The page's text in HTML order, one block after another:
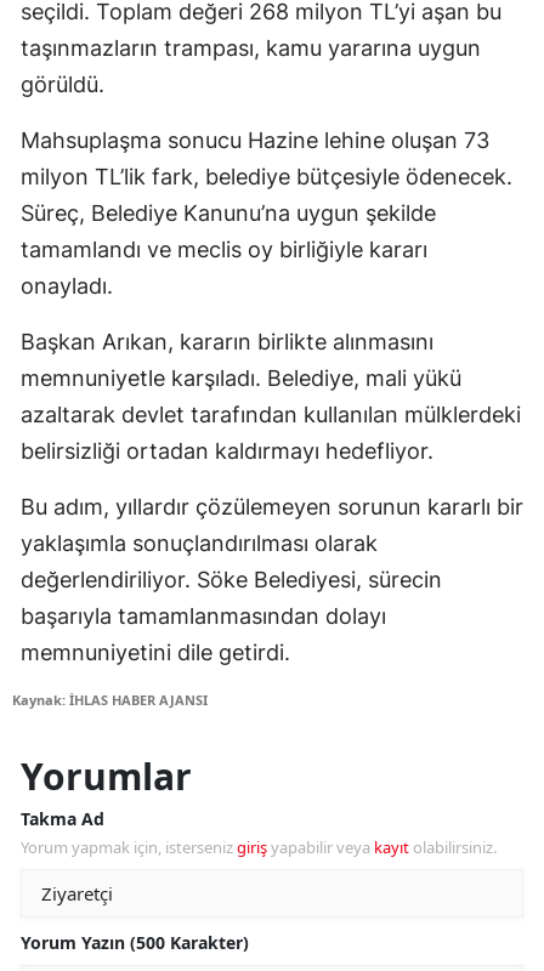
seçildi. Toplam değeri 268 milyon TL’yi aşan bu
taşınmazların trampası, kamu yararına uygun
görüldü.
Mahsuplaşma sonucu Hazine lehine oluşan 73
milyon TL’lik fark, belediye bütçesiyle ödenecek.
Süreç, Belediye Kanunu’na uygun şekilde
tamamlandı ve meclis oy birliğiyle kararı
onayladı.
Başkan Arıkan, kararın birlikte alınmasını
memnuniyetle karşıladı. Belediye, mali yükü
azaltarak devlet tarafından kullanılan mülklerdeki
belirsizliği ortadan kaldırmayı hedefliyor.
Bu adım, yıllardır çözülemeyen sorunun kararlı bir
yaklaşımla sonuçlandırılması olarak
değerlendiriliyor. Söke Belediyesi, sürecin
başarıyla tamamlanmasından dolayı
memnuniyetini dile getirdi.
Kaynak: İHLAS HABER AJANSI
Yorumlar
Takma Ad
Yorum yapmak için, istersenizgirişyapabilir veya kayıt olabilirsiniz.
Yorum Yazın (500 Karakter)